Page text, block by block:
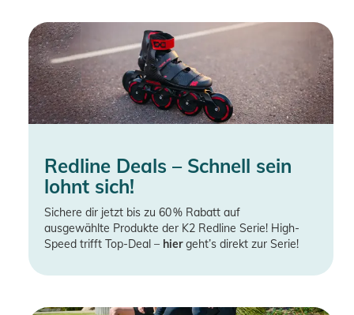
Redline Deals – Schnell sein
lohnt sich!
Sichere dir jetzt bis zu 60 % Rabatt auf
ausgewählte Produkte der K2 Redline Serie! High-
Speed trifft Top-Deal – hiergeht’s direkt zur Serie!